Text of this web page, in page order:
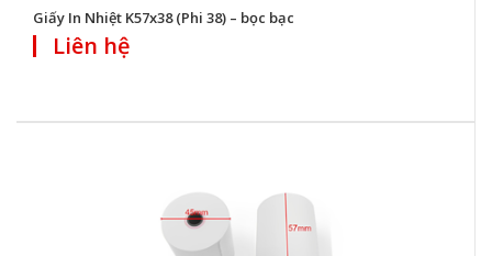
Giấy In Nhiệt K57x38 (Phi 38) – bọc bạc
Liên hệ